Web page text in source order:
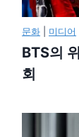
문화 미디어
BTS의
회